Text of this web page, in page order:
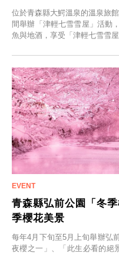
位於青森縣大鰐溫泉的溫泉旅
間舉辦「津輕七雪雪屋」活動
魚與地酒，享受「津輕七雪雪屋
青森縣弘前公園「冬
季櫻花美景
每年4月下旬至5月上旬舉辦弘
夜櫻之一」、「此生必看的絕